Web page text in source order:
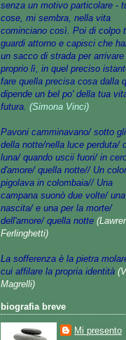
senza un motivo particolare -
cose, mi sembra, nella vita
cominciano così. Poi di colpo
guardi attorno e capisci che
un sacco di strada per arrivare
proprio lì, in quel preciso
fare quella precisa cosa dalla
dipende un bel po' della tua
futura. (Simona Vinci)
Pavoni camminavano/ sotto
della notte/nella luce perduta/
luna/ quando uscii fuori/ in
d'amore/ quella notte// Un
pigolava in colombaia// Una
campana suonò due volte/
nascita/ e una per la morte/
dell'amore/ quella notte
Ferlinghetti)
La sofferenza è la pietra
cui affilare la propria identità
Magrelli)
biografia breve
Mi presento